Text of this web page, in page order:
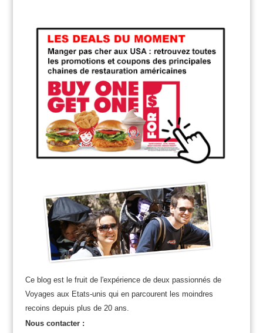
Ce blog est le fruit de l'expérience de deux passionnés de
Voyages aux Etats-unis qui en parcourent les moindres
recoins depuis plus de 20 ans.
Nous contacter :